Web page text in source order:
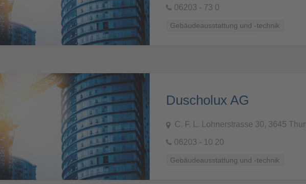
06203 - 73 0
Gebäudeausstattung und -technik
Duscholux AG
C. F. L. Lohnerstrasse 30, 3645
06203 - 10 20
Gebäudeausstattung und -technik